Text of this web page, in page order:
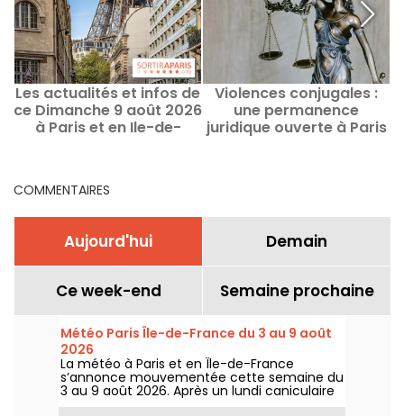
Les actualités et infos de
ce Dimanche 9 août 2026
à Paris et en Ile-de-
Violences conjugales :
une permanence
juridique ouverte à Paris
COMMENTAIRES
Aujourd'hui Demain
Ce week-end Semaine prochaine
Météo Paris Île-de-France du 3 au 9 août
2026
La météo à Paris et en Île-de-France
s’annonce mouvementée cette semaine du
3 au 9 août 2026. Après un lundi caniculaire
marqué par un risque d’orages, les